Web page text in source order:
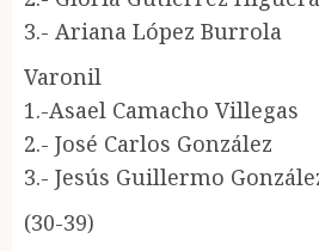
3.- Ariana López Burrola
Varonil
1.-Asael Camacho Villegas
2.- José Carlos González
3.- Jesús Guillermo
(30-39)